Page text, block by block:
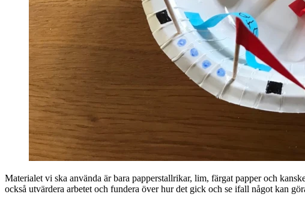
Materialet vi ska använda är bara papperstallrikar, lim, färgat papper och
också utvärdera arbetet och fundera över hur det gick och se ifall något kan